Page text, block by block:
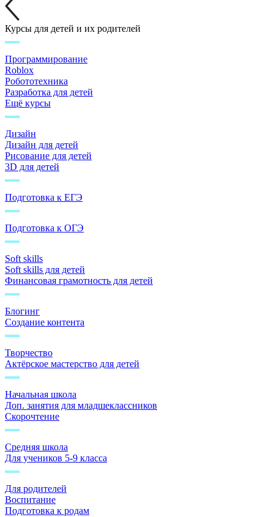
Курсы для детей и их родителей
Программирование
Roblox
Робототехника
Разработка для детей
Ещё курсы
Дизайн
Дизайн для детей
Рисование для детей
3D для детей
Подготовка к ЕГЭ
Подготовка к ОГЭ
Soft skills
Soft skills для детей
Финансовая грамотность для детей
Блогинг
Создание контента
Творчество
Актёрское мастерство для детей
Начальная школа
Доп. занятия для младшеклассников
Скорочтение
Средняя школа
Для учеников 5-9 класса
Для родителей
Воспитание
Подготовка к родам